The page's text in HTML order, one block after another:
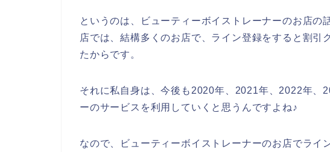
というのは、ビューティーボイストレーナーのお店の
店では、結構多くのお店で、ライン登録をすると割引
たからです。
それに私自身は、今後も2020年、2021年、2022年、
ーのサービスを利用していくと思うんですよね♪
なので、ビューティーボイストレーナーのお店でライ